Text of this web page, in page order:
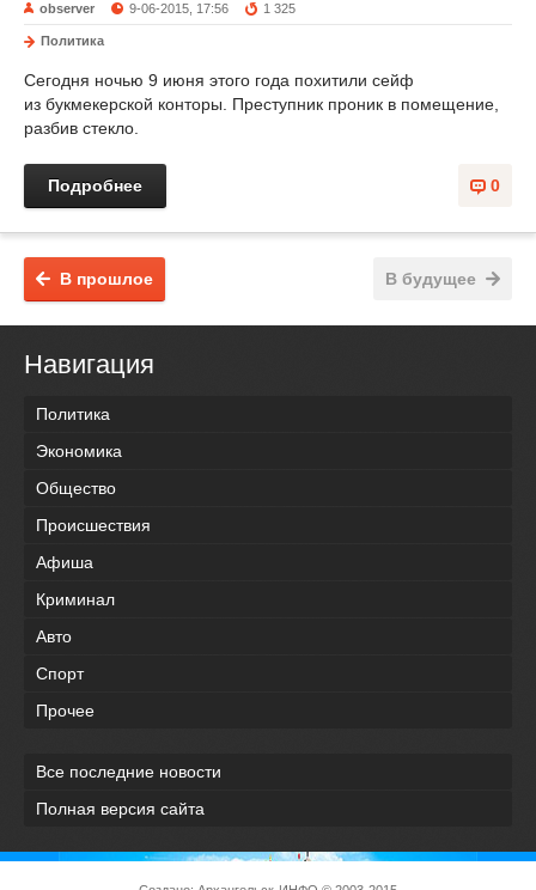
observer 9-06-2015, 17:56 1 325
Политика
Сегодня ночью 9 июня этого года похитили сейф
из букмекерской конторы. Преступник проник в помещение,
разбив стекло.
0
Подробнее
В будущее
В прошлое
Навигация
Политика
Экономика
Общество
Происшествия
Афиша
Криминал
Авто
Спорт
Прочее
Все последние новости
Полная версия сайта